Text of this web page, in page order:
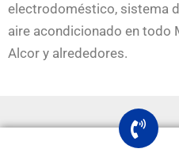
electrodoméstico, sistema
aire acondicionado en todo
Alcor y alrededores.